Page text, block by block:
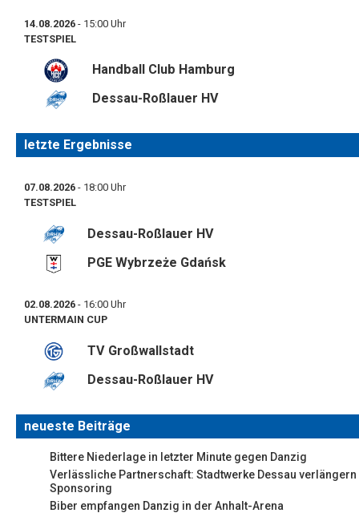
14.08.2026 - 15:00 Uhr
TESTSPIEL
Handball Club Hamburg
Dessau-Roßlauer HV
letzte Ergebnisse
07.08.2026 - 18:00 Uhr
TESTSPIEL
Dessau-Roßlauer HV
PGE Wybrzeże Gdańsk
02.08.2026 - 16:00 Uhr
UNTERMAIN CUP
TV Großwallstadt
Dessau-Roßlauer HV
neueste Beiträge
Bittere Niederlage in letzter Minute gegen Danzig
Verlässliche Partnerschaft: Stadtwerke Dessau verlängern
Sponsoring
Biber empfangen Danzig in der Anhalt-Arena